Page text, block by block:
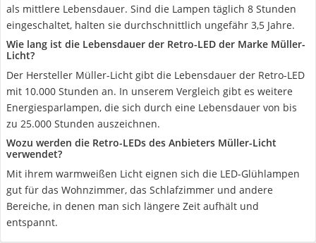
als mittlere Lebensdauer. Sind die Lampen täglich 8 Stunden
eingeschaltet, halten sie durchschnittlich ungefähr 3,5 Jahre.
Wie lang ist die Lebensdauer der Retro-LED der Marke Müller-
Licht?
Der Hersteller Müller-Licht gibt die Lebensdauer der Retro-LED
mit 10.000 Stunden an. In unserem Vergleich gibt es weitere
Energiesparlampen, die sich durch eine Lebensdauer von bis
zu 25.000 Stunden auszeichnen.
Wozu werden die Retro-LEDs des Anbieters Müller-Licht
verwendet?
Mit ihrem warmweißen Licht eignen sich die LED-Glühlampen
gut für das Wohnzimmer, das Schlafzimmer und andere
Bereiche, in denen man sich längere Zeit aufhält und
entspannt.